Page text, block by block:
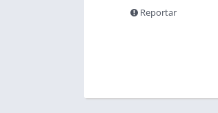
Reportar